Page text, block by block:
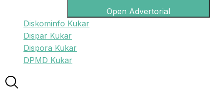
Open Advertorial
Diskominfo Kukar
Dispar Kukar
Dispora Kukar
DPMD Kukar